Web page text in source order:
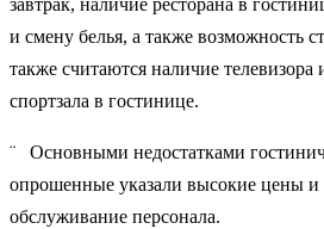
и смену белья, а также возможность
также считаются наличие телевизора
спортзала в гостинице.
¨ Основными недостатками
опрошенные указали высокие цены и
обслуживание персонала.